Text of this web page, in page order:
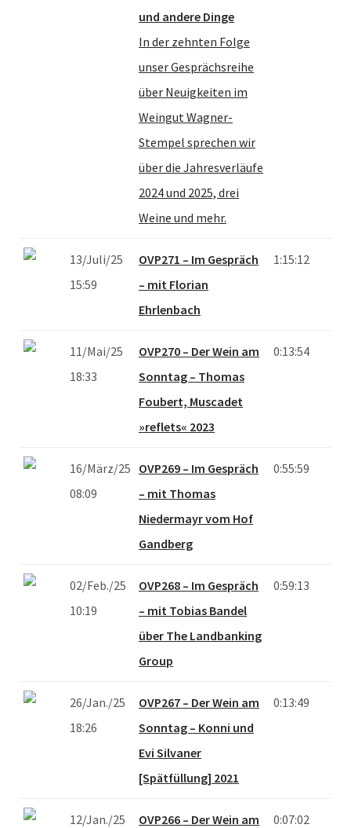
und andere Dinge
In der zehnten Folge
unser Gesprächsreihe
über Neuigkeiten im
Weingut Wagner-
Stempel sprechen wir
über die Jahresverläufe
2024 und 2025, drei
Weine und mehr.
13/Juli/25
15:59
OVP271 – Im Gespräch
– mit Florian
Ehrlenbach
1:15:12
11/Mai/25
18:33
OVP270 – Der Wein am
Sonntag – Thomas
Foubert, Muscadet
»reflets« 2023
0:13:54
16/März/25
08:09
OVP269 – Im Gespräch
– mit Thomas
Niedermayr vom Hof
Gandberg
0:55:59
02/Feb./25
10:19
OVP268 – Im Gespräch
– mit Tobias Bandel
über The Landbanking
Group
0:59:13
26/Jan./25
18:26
OVP267 – Der Wein am
Sonntag – Konni und
Evi Silvaner
[Spätfüllung] 2021
0:13:49
12/Jan./25
OVP266 – Der Wein am
0:07:02